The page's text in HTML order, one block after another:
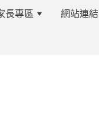
長專區 網站連結